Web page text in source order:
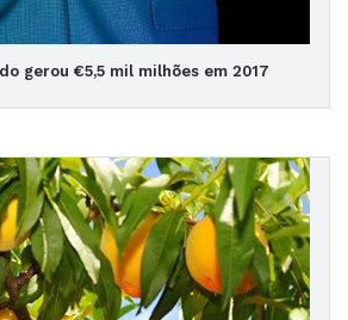
gerou €5,5 mil milhões em 2017